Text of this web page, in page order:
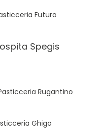
Futura
Spegis
Rugantino
Ghigo